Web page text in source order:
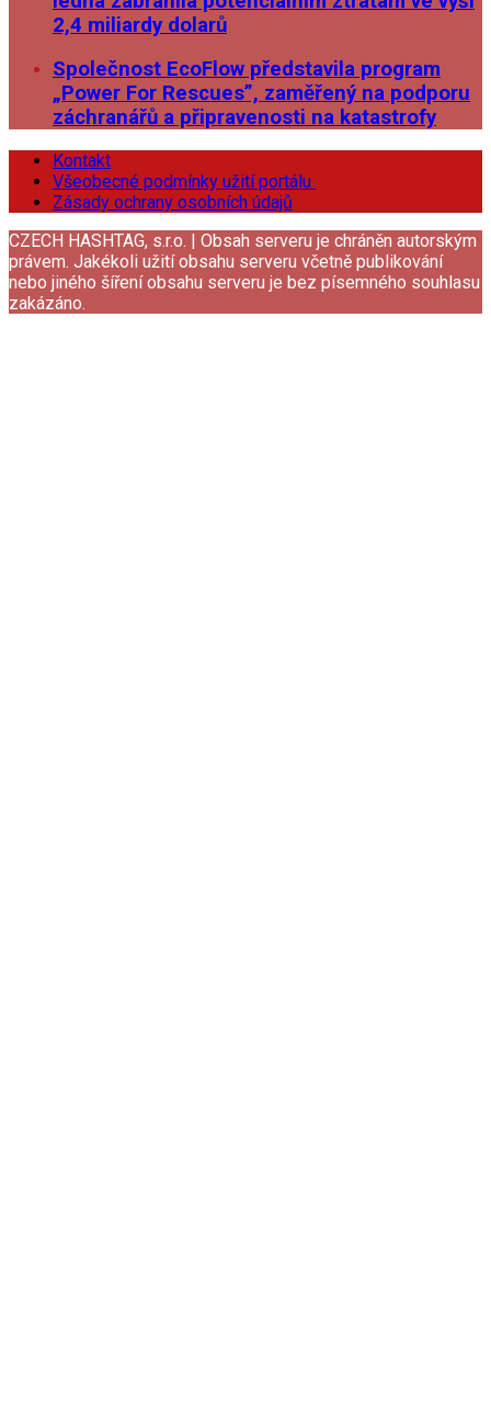
2,4 miliardy dolarů
Společnost EcoFlow představila program
„Power For Rescues”, zaměřený na podporu
záchranářů a připravenosti na katastrofy
Kontakt
Všeobecné podmínky užití portálu
Zásady ochrany osobních údajů
CZECH HASHTAG, s.r.o. | Obsah serveru je chráněn autorským
právem. Jakékoli užití obsahu serveru včetně publikování
nebo jiného šíření obsahu serveru je bez písemného souhlasu
zakázáno.